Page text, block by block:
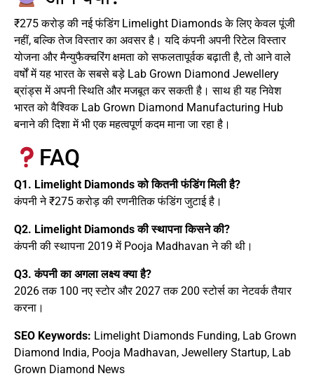
₹275 करोड़ की नई फंडिंग Limelight Diamonds के लिए केवल पूंजी
नहीं, बल्कि तेज विस्तार का अवसर है। यदि कंपनी अपनी रिटेल विस्तार
योजना और मैन्युफैक्चरिंग क्षमता को सफलतापूर्वक बढ़ाती है, तो आने वाले
वर्षों में यह भारत के सबसे बड़े Lab Grown Diamond Jewellery
ब्रांड्स में अपनी स्थिति और मजबूत कर सकती है। साथ ही यह निवेश
भारत को वैश्विक Lab Grown Diamond Manufacturing Hub
बनाने की दिशा में भी एक महत्वपूर्ण कदम माना जा रहा है।
FAQ
Q1. Limelight Diamonds को कितनी फंडिंग मिली है?
कंपनी ने ₹275 करोड़ की रणनीतिक फंडिंग जुटाई है।
Q2. Limelight Diamonds की स्थापना किसने की?
कंपनी की स्थापना 2019 में Pooja Madhavan ने की थी।
Q3. कंपनी का अगला लक्ष्य क्या है?
2026 तक 100 नए स्टोर और 2027 तक 200 स्टोर्स का नेटवर्क तैयार
करना।
SEO Keywords: Limelight Diamonds Funding, Lab Grown
Diamond India, Pooja Madhavan, Jewellery Startup, Lab
Grown Diamond News